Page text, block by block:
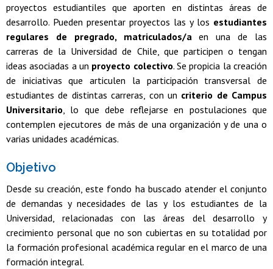
proyectos estudiantiles que aporten en distintas áreas de
desarrollo. Pueden presentar proyectos las y los estudiantes
regulares de pregrado, matriculados/aen una de las
carreras de la Universidad de Chile, que participen o tengan
ideas asociadas a un proyecto colectivo. Se propicia la creación
de iniciativas que articulen la participación transversal de
estudiantes de distintas carreras, con un criterio de Campus
Universitario, lo que debe reflejarse en postulaciones que
contemplen ejecutores de más de una organización y de una o
varias unidades académicas.
Objetivo
Desde su creación, este fondo ha buscado atender el conjunto
de demandas y necesidades de las y los estudiantes de la
Universidad, relacionadas con las áreas del desarrollo y
crecimiento personal que no son cubiertas en su totalidad por
la formación profesional académica regular en el marco de una
formación integral.